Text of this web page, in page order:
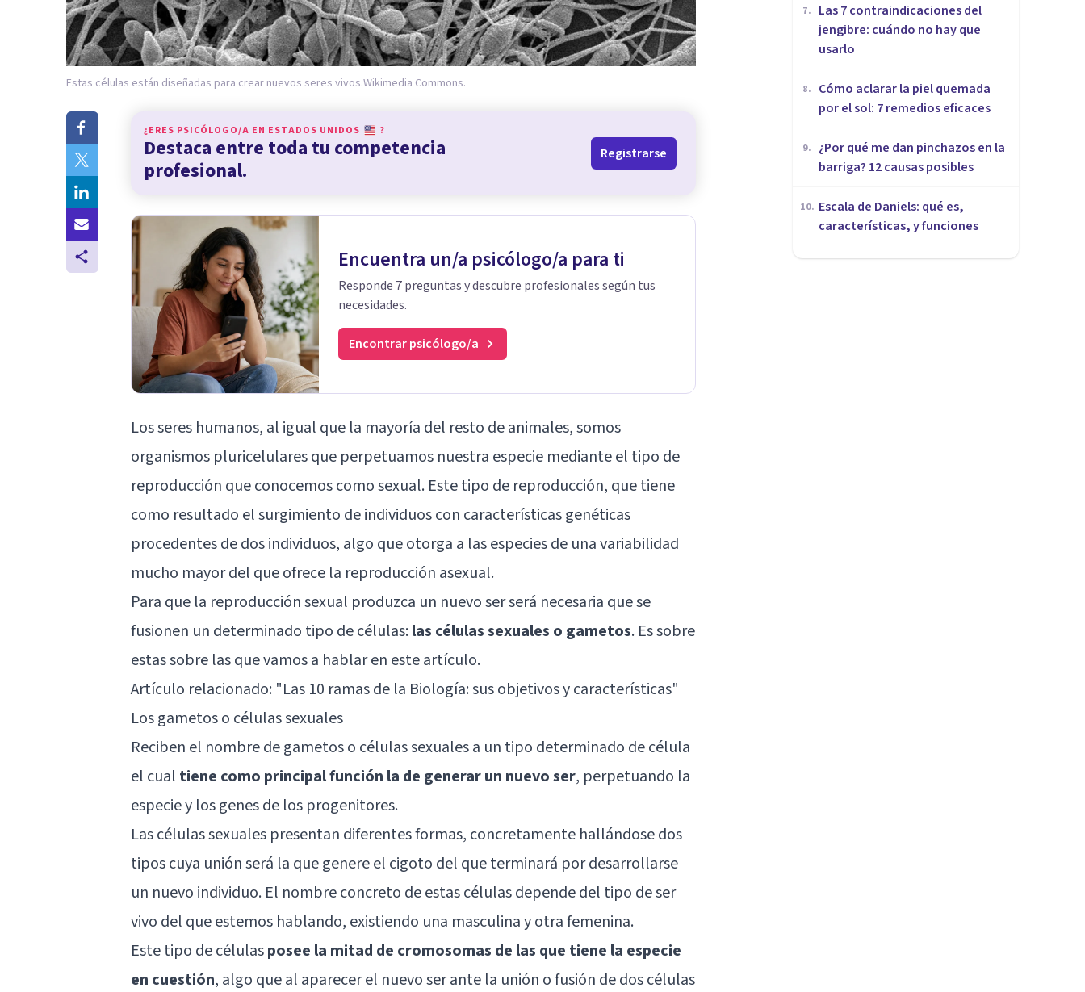
Estas células están diseñadas para crear nuevos seres vivos.Wikimedia Commons.
¿ERES PSICÓLOGO/A EN ESTADOS UNIDOS ?
Destaca entre toda tu competencia
profesional.
Registrarse
Encuentra un/a psicólogo/a para ti
Responde 7 preguntas y descubre profesionales según tus
necesidades.
Encontrar psicólogo/a
Los seres humanos, al igual que la mayoría del resto de animales, somos
organismos pluricelulares que perpetuamos nuestra especie mediante el tipo de
reproducción que conocemos como sexual. Este tipo de reproducción, que tiene
como resultado el surgimiento de individuos con características genéticas
procedentes de dos individuos, algo que otorga a las especies de una variabilidad
mucho mayor del que ofrece la reproducción asexual.
Para que la reproducción sexual produzca un nuevo ser será necesaria que se
fusionen un determinado tipo de células:las células sexuales o gametos. Es sobre
estas sobre las que vamos a hablar en este artículo.
Artículo relacionado: "Las 10 ramas de la Biología: sus objetivos y características"
Los gametos o células sexuales
Reciben el nombre de gametos o células sexuales a un tipo determinado de célula
el cual tiene como principal función la de generar un nuevo ser, perpetuando la
especie y los genes de los progenitores.
Las células sexuales presentan diferentes formas, concretamente hallándose dos
tipos cuya unión será la que genere el cigoto del que terminará por desarrollarse
un nuevo individuo. El nombre concreto de estas células depende del tipo de ser
vivo del que estemos hablando, existiendo una masculina y otra femenina.
Este tipo de célulasposee la mitad de cromosomas de las que tiene la especie
en cuestión, algo que al aparecer el nuevo ser ante la unión o fusión de dos células
7.
Las 7 contraindicaciones del
jengibre: cuándo no hay que
usarlo
8.
Cómo aclarar la piel quemada
por el sol: 7 remedios eficaces
9.
¿Por qué me dan pinchazos en la
barriga? 12 causas posibles
10. Escala de Daniels: qué es,
características, y funciones